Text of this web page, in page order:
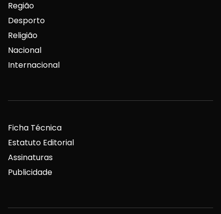
Região
Desporto
Religião
Nacional
Internacional
Ficha Técnica
Estatuto Editorial
Assinaturas
Publicidade